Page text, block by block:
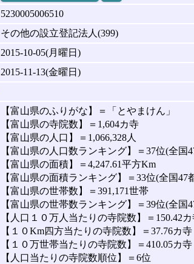
5230005006510
その他の設立登記法人(399)
2015-10-05(月曜日)
2015-11-13(金曜日)
【富山県のふりがな】＝「とやまけん」
【富山県の寺院数】＝1,604カ寺
【富山県の人口】＝1,066,328人
【富山県の人口数ランキング】＝37位(全国
【富山県の面積】＝4,247.61平方Km
【富山県の面積ランキング】＝33位(全国47
【富山県の世帯数】＝391,171世帯
【富山県の世帯数ランキング】＝39位(全国
【人口１０万人当たりの寺院数】＝150.42
【１０Km四方当たりの寺院数】＝37.76カ寺
【１０万世帯当たりの寺院数】＝410.05カ寺
【人口当たりの寺院数順位】＝6位